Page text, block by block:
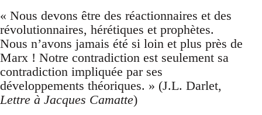
« Nous devons être des réactionnaires et des
révolutionnaires, hérétiques et prophètes.
Nous n’avons jamais été si loin et plus près de
Marx ! Notre contradiction est seulement sa
contradiction impliquée par ses
développements théoriques. » (J.L. Darlet,
Lettre à Jacques Camatte)